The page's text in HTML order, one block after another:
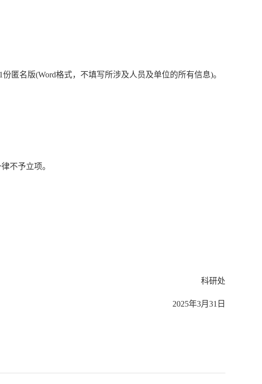
1份匿名版(Word格式，不填写所涉及人员及单位的所有信息)。
不予立项。
科研处
2025年3月 31 日